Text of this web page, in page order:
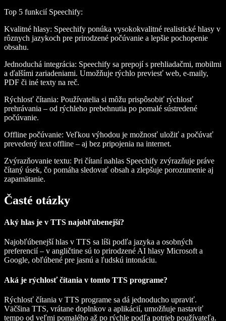
Top 5 funkcií Speechify:
Kvalitné hlasy: Speechify ponúka vysokokvalitné realistické hlasy v
rôznych jazykoch pre prirodzené počúvanie a lepšie pochopenie
obsahu.
Jednoduchá integrácia: Speechify sa prepojí s prehliadačmi, mobilmi
a ďalšími zariadeniami. Umožňuje rýchlo previesť web, e‑maily,
PDF či iné texty na reč.
Rýchlosť čítania: Používatelia si môžu prispôsobiť rýchlosť
prehrávania – od rýchleho prebehnutia po pomalé sústredené
počúvanie.
Offline počúvanie: Veľkou výhodou je možnosť uložiť a počúvať
prevedený text offline – aj bez pripojenia na internet.
Zvýrazňovanie textu: Pri čítaní nahlas Speechify zvýrazňuje práve
čítaný úsek, čo pomáha sledovať obsah a zlepšuje porozumenie aj
zapamätanie.
Časté otázky
Aký hlas je v TTS najobľúbenejší?
Najobľúbenejší hlas v TTS sa líši podľa jazyka a osobných
preferencií – v angličtine sú to prirodzené AI hlasy Microsoft a
Google, obľúbené pre jasnú a ľudskú intonáciu.
Aká je rýchlosť čítania v tomto TTS programe?
Rýchlosť čítania v TTS programe sa dá jednoducho upraviť.
Väčšina TTS, vrátane doplnkov a aplikácií, umožňuje nastaviť
tempo od veľmi pomalého až po rýchle podľa potrieb používateľa.